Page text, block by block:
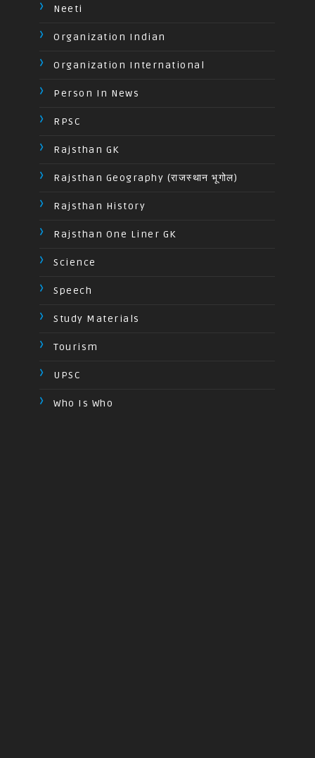
Neeti
Organization Indian
Organization International
Person In News
RPSC
Rajsthan GK
Rajsthan Geography (राजस्थान भूगोल)
Rajsthan History
Rajsthan One Liner GK
Science
Speech
Study Materials
Tourism
UPSC
Who Is Who